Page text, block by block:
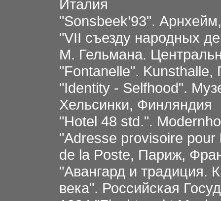
Италия
"Sonsbeek’93".
"VII съезду народных
М. Гельмана.
"Fontanelle".
"Identity - Selfhood".
Хельсинки, Финляндия
"Hotel 48 std.".
"Adresse provisoire pour
de la Poste, Париж,
"Авангард и традиция.
века". Российская